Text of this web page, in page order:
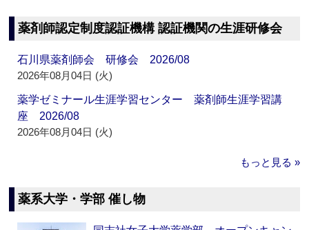
薬剤師認定制度認証機構 認証機関の生涯研修会
石川県薬剤師会 研修会 2026/08
2026年08月04日 (火)
薬学ゼミナール生涯学習センター 薬剤師生涯学習講
座 2026/08
2026年08月04日 (火)
もっと見る »
薬系大学・学部 催し物